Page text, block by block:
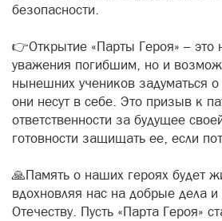
безопасности.
👉Открытие «Парты Героя» – это
уважения погибшим, но и
нынешних учеников задуматься
они несут в себе. Это призыв к
ответственности за будущее
готовности защищать ее, если
🙏Память о наших героях будет
вдохновляя нас на добрые дела
Отечеству. Пусть «Парта Героя»